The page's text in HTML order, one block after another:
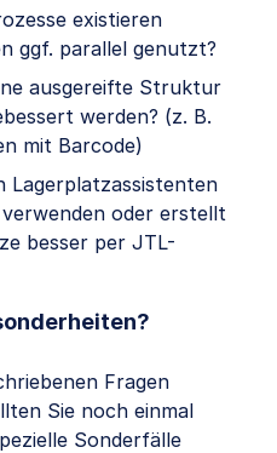
existieren
ggf. parallel genutzt?
ausgereifte Struktur
werden? (z. B.
mit Barcode)
Lagerplatzassistenten
oder erstellt
besser per JTL-
Fragen
Sie noch einmal
Sonderfälle